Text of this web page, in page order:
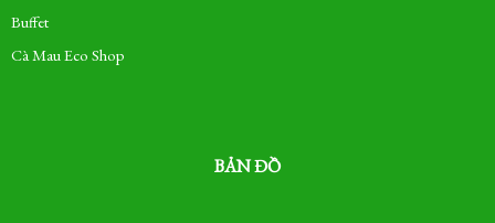
Buffet
Cà Mau Eco Shop
BẢN ĐỒ